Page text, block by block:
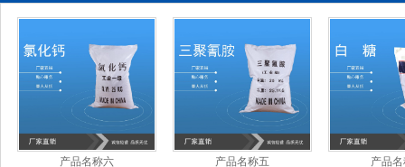
产品名称六 产品名称五 产品